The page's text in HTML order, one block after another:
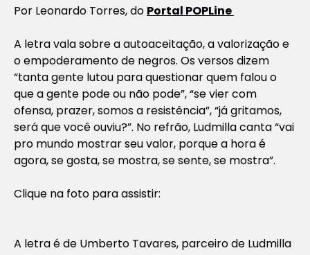
Por Leonardo Torres, do Portal POPLine
A letra vala sobre a autoaceitação, a valorização e
o empoderamento de negros. Os versos dizem
“tanta gente lutou para questionar quem falou o
que a gente pode ou não pode”, “se vier com
ofensa, prazer, somos a resistência”, “já gritamos,
será que você ouviu?”. No refrão, Ludmilla canta “vai
pro mundo mostrar seu valor, porque a hora é
agora, se gosta, se mostra, se sente, se mostra”.
Clique na foto para assistir:
A letra é de Umberto Tavares, parceiro de Ludmilla